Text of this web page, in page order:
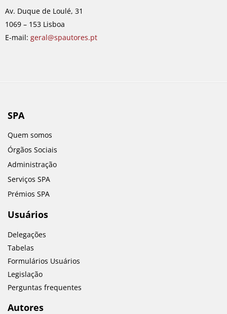
o
k
r
a
m
i
n
Av. Duque de Loulé, 31
1069 – 153 Lisboa
E-mail: geral@spautores.pt
SPA
Quem somos
Órgãos Sociais
Administração
Serviços SPA
Prémios SPA
Usuários
Delegações
Tabelas
Formulários Usuários
Legislação
Perguntas frequentes
Autores